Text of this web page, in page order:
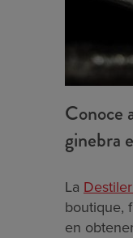
Conoce
ginebra
La
boutique,
en